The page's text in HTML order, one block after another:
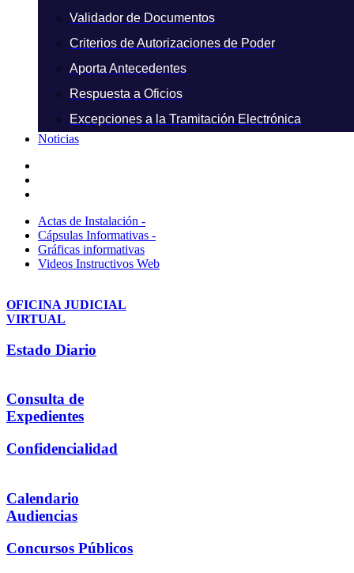
Validador de Documentos
Criterios de Autorizaciones de Poder
Aporta Antecedentes
Respuesta a Oficios
Excepciones a la Tramitación Electrónica
Noticias
Actas de Instalación -
Cápsulas Informativas -
Gráficas informativas
Videos Instructivos Web
OFICINA JUDICIAL
VIRTUAL
Estado Diario
Consulta de
Expedientes
Confidencialidad
Calendario
Audiencias
Concursos Públicos